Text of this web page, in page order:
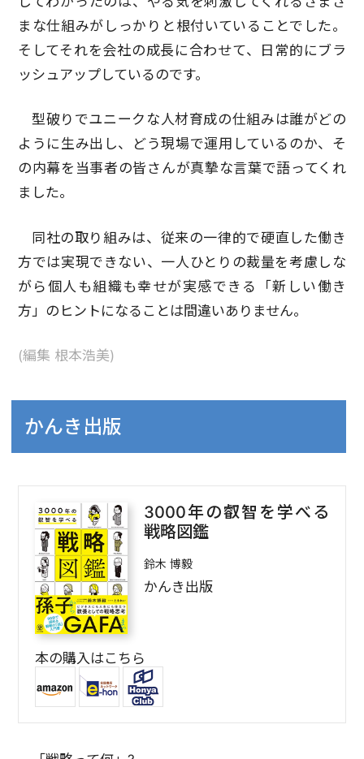
まな仕組みがしっかりと根付いていることでした。
そしてそれを会社の成長に合わせて、日常的にブラ
ッシュアップしているのです。
型破りでユニークな人材育成の仕組みは誰がどの
ように生み出し、どう現場で運用しているのか、そ
の内幕を当事者の皆さんが真摯な言葉で語ってくれ
ました。
同社の取り組みは、従来の一律的で硬直した働き
方では実現できない、一人ひとりの裁量を考慮しな
がら個人も組織も幸せが実感できる「新しい働き
方」のヒントになることは間違いありません。
(編集 根本浩美)
かんき出版
3000年の叡智を学べる
戦略図鑑
鈴木 博毅
かんき出版
本の購入はこちら